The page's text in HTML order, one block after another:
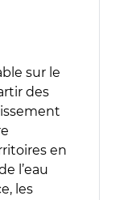
sur le
des
en
l’eau
les